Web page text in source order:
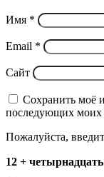
Имя *
Email *
Сайт
Сохранить моё
последующих моих
Пожалуйста,
12 +